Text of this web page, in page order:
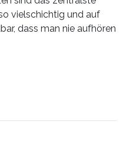
vielschichtig und auf
dass man nie aufhören